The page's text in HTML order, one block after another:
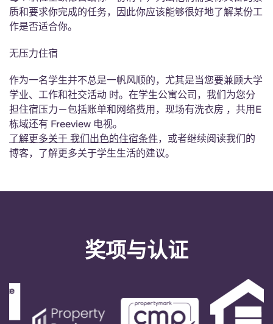
质和要求你完成的任务，因此你应该能够很好地了解某份工
作是否适合你。
无压力住宿
作为一名学生并不总是一帆风顺的，尤其是当您要兼顾大学
学业、工作和社交活动 时。在学生公寓公司，我们为您分
担住宿压力－包括账单和网络费用，现场有洗衣房 ，共用E
栋域还有 Freeview 电视。
了解更多关于 我们出色的住宿条件，或者继续阅读我们的
博客，了解更多关于学生生活的建议。
奖项与认证